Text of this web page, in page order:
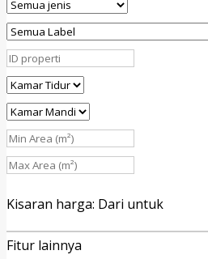
Kisaran harga: Dari untuk
Fitur lainnya